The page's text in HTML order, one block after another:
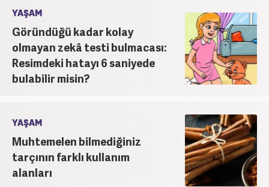
YAŞAM
Göründüğü kadar kolay
olmayan zekâ testi bulmacası:
Resimdeki hatayı 6 saniyede
bulabilir misin?
YAŞAM
Muhtemelen bilmediğiniz
tarçının farklı kullanım
alanları